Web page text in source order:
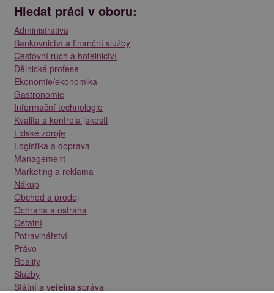
Hledat práci v oboru:
Administrativa
Bankovnictví a finanční služby
Cestovní ruch a hotelnictví
Dělnické profese
Ekonomie/ekonomika
Gastronomie
Informační technologie
Kvalita a kontrola jakosti
Lidské zdroje
Logistika a doprava
Management
Marketing a reklama
Nákup
Obchod a prodej
Ochrana a ostraha
Ostatní
Potravinářství
Právo
Reality
Služby
Státní a veřejná správa